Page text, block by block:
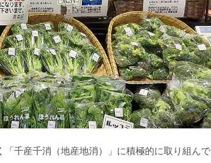
千産千消（地産地消）」に積極的に取り組んで